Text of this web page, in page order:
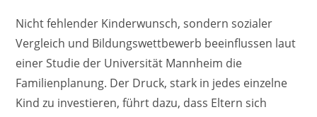
Nicht fehlender Kinderwunsch, sondern sozialer
Vergleich und Bildungswettbewerb beeinflussen laut
einer Studie der Universität Mannheim die
Familienplanung. Der Druck, stark in jedes einzelne
Kind zu investieren, führt dazu, dass Eltern sich